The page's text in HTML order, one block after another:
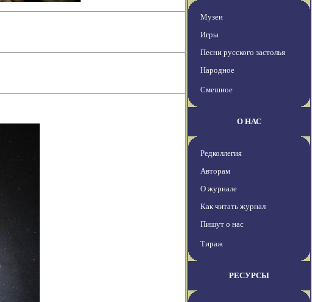
Музеи
Игры
Песни русского застолья
Народное
Смешное
О НАС
Редколлегия
Авторам
О журнале
Как читать журнал
Пишут о нас
Тираж
РЕСУРСЫ